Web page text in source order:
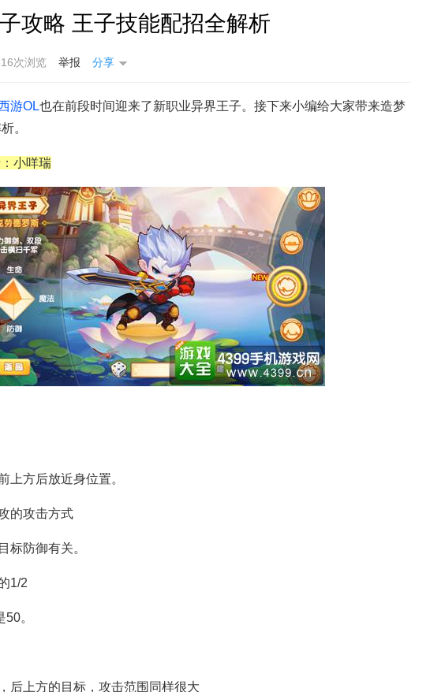
攻略 王子技能配招全解析
次浏览 举报 分享
游OL也在前段时间迎来了新职业异界王子。接下来小编给大家带来造梦
。
小咩瑞
上方后放近身位置。
的攻击方式
标防御有关。
1/2
。
后上方的目标，攻击范围同样很大